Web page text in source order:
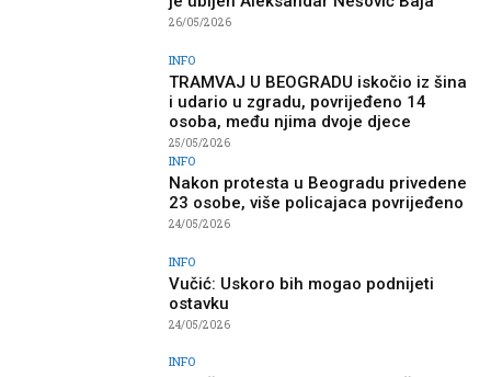
26/05/2026
INFO
TRAMVAJ U BEOGRADU iskočio iz šina
i udario u zgradu, povrijeđeno 14
osoba, među njima dvoje djece
25/05/2026
INFO
Nakon protesta u Beogradu privedene
23 osobe, više policajaca povrijeđeno
24/05/2026
INFO
Vučić: Uskoro bih mogao podnijeti
ostavku
24/05/2026
INFO